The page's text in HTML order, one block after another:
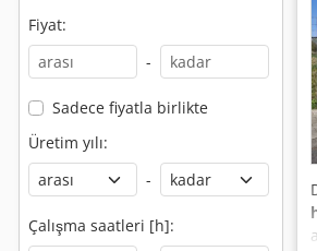
Fiyat:
-
Sadece fiyatla birlikte
Üretim yılı:
-
Çalışma saatleri [h]: